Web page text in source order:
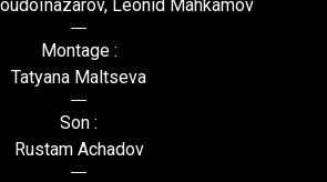
Leonid Mahkamov
Montage :
Tatyana Maltseva
Son :
Rustam Achadov